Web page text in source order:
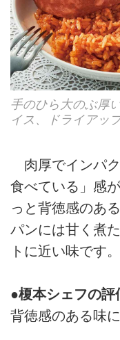
手のひら大のぶ厚
イス、ドライアッ
肉厚でインパ
食べている」感
っと背徳感のあ
パンには甘く煮
トに近い味です。
●榎本シェフの評
背徳感のある味